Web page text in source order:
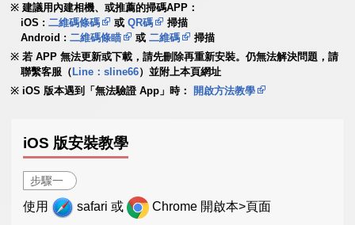
建議用內建相機、或推薦的掃碼APP：
iOS :二維碼條碼 或QR碼
掃描
Android :二維碼條瞄 或二維碼
掃描
若 APP 無法更新或下載，請先刪除再重新安裝。仍無法解決問題，請
聯繫客服（ Line：sline66）並附上本頁網址
iOS 版本遇到「無法驗證 App」時：
開啟方法教學
iOS 版安裝教學
步驟一
使用 safari 或 Chrome 開啟本>頁面